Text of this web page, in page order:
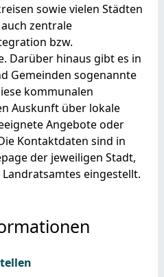
sowie vielen Städten
zentrale
bzw.
Darüber hinaus gibt es in
Gemeinden sogenannte
kommunalen
Auskunft über lokale
Angebote oder
Kontaktdaten sind in
der jeweiligen Stadt,
eingestellt.